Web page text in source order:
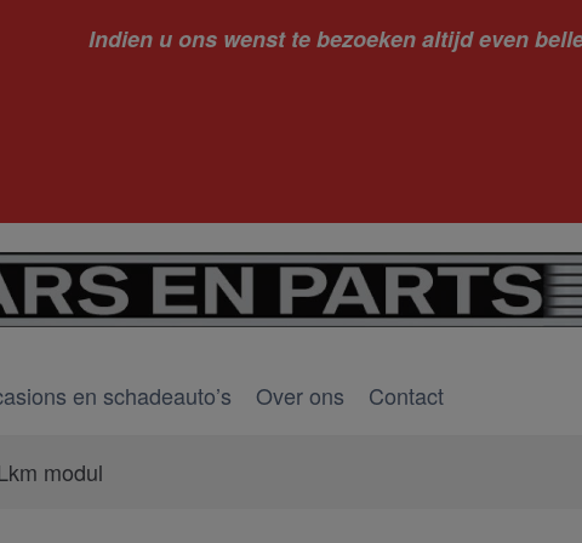
Indien u ons wenst te bezoeken altijd even
en schadeauto’s Over ons Contact
modul